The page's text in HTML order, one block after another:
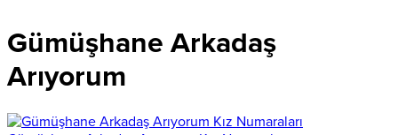
Gümüşhane Arkadaş
Arıyorum